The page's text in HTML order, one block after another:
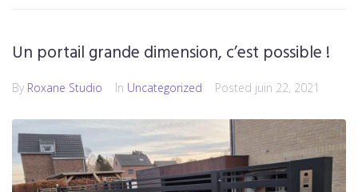
Un portail grande dimension, c’est possible !
By Roxane Studio In Uncategorized Posted juin 22, 2021